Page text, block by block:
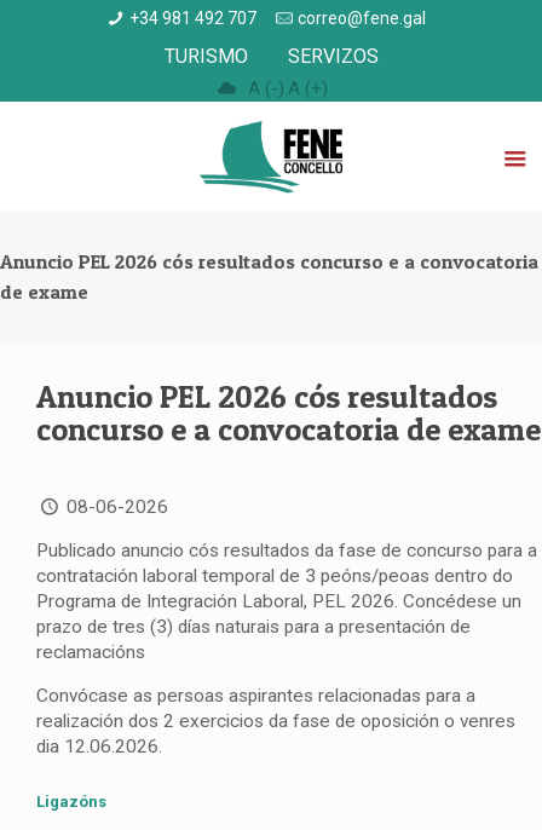
+34 981 492 707 correo@fene.gal
TURISMO SERVIZOS
A (-) A (+)
Anuncio PEL 2026 cós resultados concurso e a convocatoria
de exame
Anuncio PEL 2026 cós resultados
concurso e a convocatoria de exame
08-06-2026
Publicado anuncio cós resultados da fase de concurso para a
contratación laboral temporal de 3 peóns/peoas dentro do
Programa de Integración Laboral, PEL 2026. Concédese un
prazo de tres (3) días naturais para a presentación de
reclamacións
Convócase as persoas aspirantes relacionadas para a
realización dos 2 exercicios da fase de oposición o venres
dia 12.06.2026.
Ligazóns